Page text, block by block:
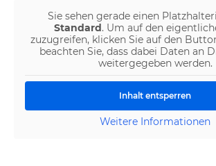
Sie sehen gerade einen
Standard. Um auf den
zuzugreifen, klicken Sie auf den
beachten Sie, dass dabei Daten an
weitergegeben werden.
Inhalt entsperren
Weitere Informationen